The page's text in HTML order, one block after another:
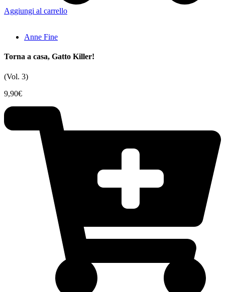
Aggiungi al carrello
Anne Fine
Torna a casa, Gatto Killer!
(Vol. 3)
9,90€